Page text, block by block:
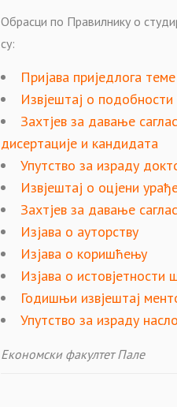
Обрасци по Правилнику о
су:
Пријава приједлога
Извјештај о
Захтјев за давање
дисертације и кандидата
Упутство за израду
Извјештај о оцјени
Захтјев за давање
Изјава о ауторству
Изјава о коришћењу
Изјава о истовјетности
Годишњи извјештај
Упутство за израду
Економски факултет Пале